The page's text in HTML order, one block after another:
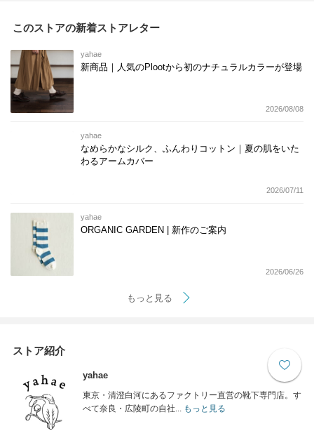
このストアの新着ストアレター
yahae
新商品｜人気のPlootから初のナチュラルカラーが登場
2026/08/08
yahae
なめらかなシルク、ふんわりコットン｜夏の肌をいた
わるアームカバー
2026/07/11
yahae
ORGANIC GARDEN | 新作のご案内
2026/06/26
もっと見る
ストア紹介
yahae
東京・清澄白河にあるファクトリー直営の靴下専門店。す
べて奈良・広陵町の自社...もっと見る